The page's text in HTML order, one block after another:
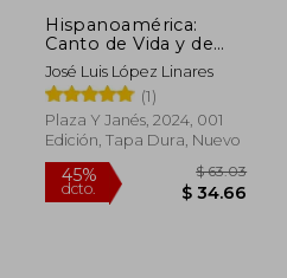
45%
dcto.
Hispanoamérica:
Canto de Vida y de
Esperanza
José Luis López Linares
(1)
Plaza Y Janés, 2024, 001
Edición, Tapa Dura, Nuevo